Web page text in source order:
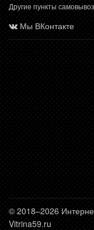
Другие пункты
Мы ВКонтакте
© 2018–2026
Vitrina59.ru